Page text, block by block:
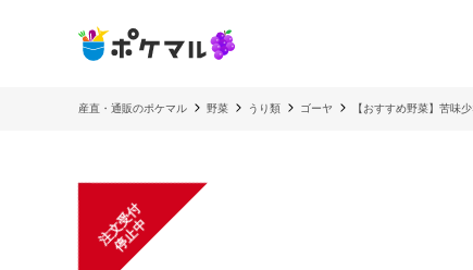
産直・通販のポケマル 野菜 うり類 ゴーヤ 【おすすめ野菜】苦味
注
文
受
付
停
止
中